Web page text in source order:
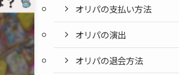
オリパの支払い方法
オリパの演出
オリパの退会方法